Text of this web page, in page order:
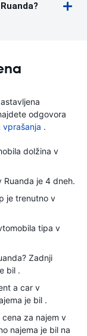
odgovora
vprašanja .
dolžina v
Ruanda je 4 dneh.
je trenutno v
tipa v
Zadnji
bil .
a car v
je bil .
za najem v
najema je bil na